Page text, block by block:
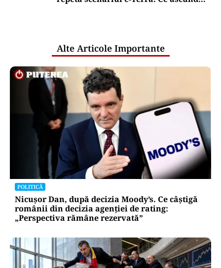
Alte Articole Importante
POLITICĂ
Nicușor Dan, după decizia Moody’s. Ce câștigă
românii din decizia agenției de rating:
„Perspectiva rămâne rezervată”